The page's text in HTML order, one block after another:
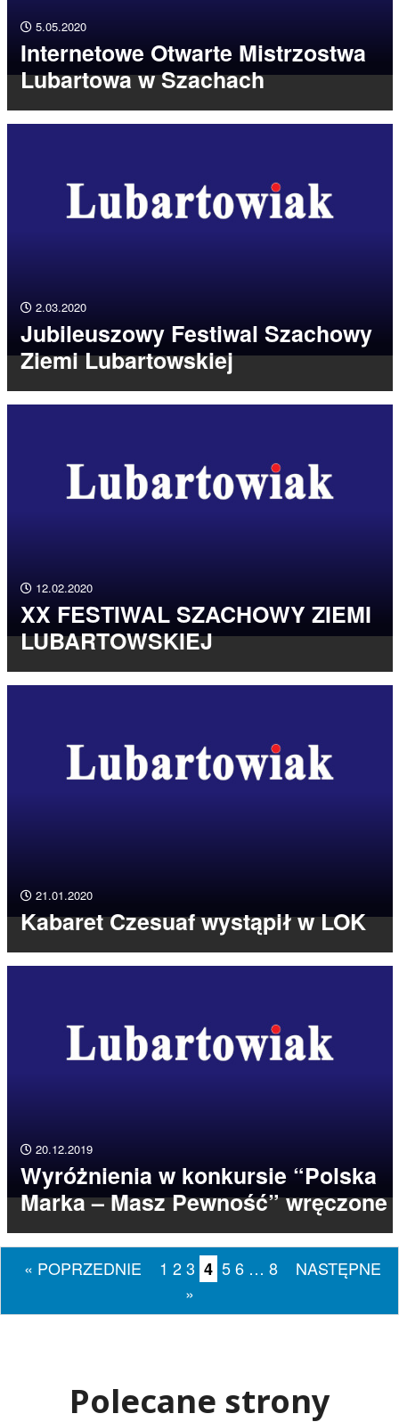
5.05.2020
Internetowe Otwarte Mistrzostwa
Lubartowa w Szachach
2.03.2020
Jubileuszowy Festiwal Szachowy
Ziemi Lubartowskiej
12.02.2020
XX FESTIWAL SZACHOWY ZIEMI
LUBARTOWSKIEJ
21.01.2020
Kabaret Czesuaf wystąpił w LOK
20.12.2019
Wyróżnienia w konkursie “Polska
Marka – Masz Pewność” wręczone
« POPRZEDNIE 1 2 3 4 5 6 … 8
NASTĘPNE
»
Polecane strony